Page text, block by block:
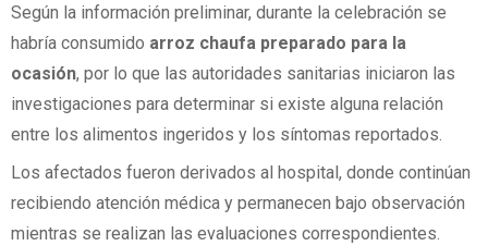
Según la información preliminar, durante la celebración se
habría consumido arroz chaufa preparado para la
ocasión, por lo que las autoridades sanitarias iniciaron las
investigaciones para determinar si existe alguna relación
entre los alimentos ingeridos y los síntomas reportados.
Los afectados fueron derivados al hospital, donde continúan
recibiendo atención médica y permanecen bajo observación
mientras se realizan las evaluaciones correspondientes.